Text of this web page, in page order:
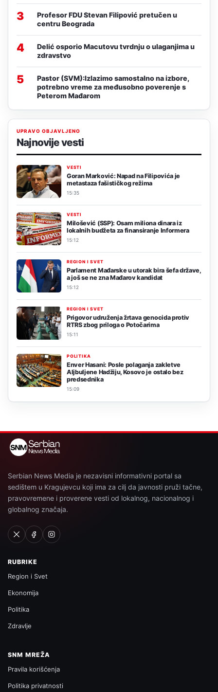
3
Profesor FDU Stevan Filipović pretučen u
centru Beograda
4
Delić osporio Macutovu tvrdnju o ulaganjima u
zdravstvo
5
Pastor (SVM):Izlazimo samostalno na izbore,
potrebno vreme za međusobno poverenje s
Peterom Mađarom
UPRAVO OBJAVLJENO
Najnovije vesti
VESTI
Goran Marković: Napad na Filipovića je
metastaza fašističkog režima
15:35
VESTI
Milošević (SSP): Osam miliona dinara iz
lokalnih budžeta za finansiranje Informera
15:12
REGION I SVET
Parlament Mađarske u utorak bira šefa države,
a još se ne zna Mađarov kandidat
15:12
REGION I SVET
Prigovor udruženja žrtava genocida protiv
RTRS zbog priloga o Potočarima
15:11
POLITIKA
Enver Hasani: Posle polaganja zakletve
Aljbuljene Hadžiju, Kosovo je ostalo bez
predsednika
15:09
Serbian News Media je nezavisni informativni portal sa
sedištem u Kragujevcu koji ima za cilj da javnosti pruži tačne,
pravovremene i proverene vesti od lokalnog, nacionalnog i
globalnog značaja.
RUBRIKE
Region i Svet
Ekonomija
Politika
Zdravlje
SNM MREŽA
Pravila korišćenja
Politika privatnosti